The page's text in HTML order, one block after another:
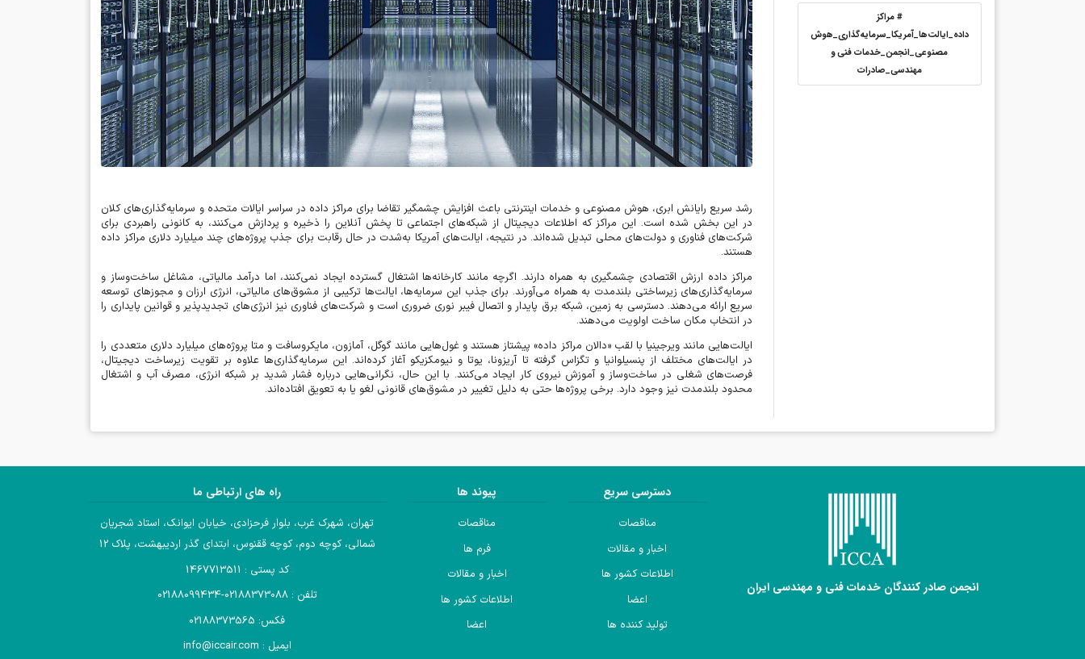
#مراکز
داده_ایالت‌ها_آمریکا_سرمایه‌گذاری_هوش
مصنوعی_انجمن_خدمات فنی و
مهندسی_صادرات
رشد سریع رایانش ابری، هوش مصنوعی و خدمات اینترنتی باعث افزایش چشمگیر تقاضا برای مراکز داده در سراسر ایالات متحده و سرمایه‌گذاری‌های کلان
در این بخش شده است. این مراکز که اطلاعات دیجیتال از شبکه‌های اجتماعی تا پخش آنلاین را ذخیره و پردازش می‌کنند، به کانونی راهبردی برای
شرکت‌های فناوری و دولت‌های محلی تبدیل شده‌اند. در نتیجه، ایالت‌های آمریکا به‌شدت در حال رقابت برای جذب پروژه‌های چند میلیارد دلاری مراکز داده
هستند.
مراکز داده ارزش اقتصادی چشمگیری به همراه دارند. اگرچه مانند کارخانه‌ها اشتغال گسترده ایجاد نمی‌کنند، اما درآمد مالیاتی، مشاغل ساخت‌وساز و
سرمایه‌گذاری‌های زیرساختی بلندمدت به همراه می‌آورند. برای جذب این سرمایه‌ها، ایالت‌ها ترکیبی از مشوق‌های مالیاتی، انرژی ارزان و مجوزهای توسعه
سریع ارائه می‌دهند. دسترسی به زمین، شبکه برق پایدار و اتصال فیبر نوری ضروری است و شرکت‌های فناوری نیز انرژی‌های تجدیدپذیر و قوانین پایداری را
در انتخاب مکان ساخت اولویت می‌دهند.
ایالت‌هایی مانند ویرجینیا با لقب «دالان مراکز داده» پیشتاز هستند و غول‌هایی مانند گوگل، آمازون، مایکروسافت و متا پروژه‌های میلیارد دلاری متعددی را
در ایالت‌های مختلف از پنسیلوانیا و تگزاس گرفته تا آریزونا، یوتا و نیومکزیکو آغاز کرده‌اند. این سرمایه‌گذاری‌ها علاوه بر تقویت زیرساخت دیجیتال،
فرصت‌های شغلی در ساخت‌وساز و آموزش نیروی کار ایجاد می‌کنند. با این حال، نگرانی‌هایی درباره فشار شدید بر شبکه انرژی، مصرف آب و اشتغال
محدود بلندمدت نیز وجود دارد. برخی پروژه‌ها حتی به دلیل تغییر در مشوق‌های قانونی لغو یا به تعویق افتاده‌اند.
انجمن صادر کنندگان خدمات فنی و مهندسی ایران
دسترسی سریع
مناقصات
اخبار و مقالات
اطلاعات کشور ها
اعضا
تولید کننده ها
پیوند ها
مناقصات
فرم ها
اخبار و مقالات
اطلاعات کشور ها
اعضا
راه های ارتباطی ما
تهران، شهرک غرب، بلوار فرحزادی، خیابان ایوانک، استاد شجریان
شمالی، کوچه دوم، کوچه ققنوس، ابتدای گذر اردیبهشت، پلاک 12
کد پستی : 1467713511
تلفن : 02188373088-02188099434
فکس: 02188373565
ایمیل : info@iccair.com